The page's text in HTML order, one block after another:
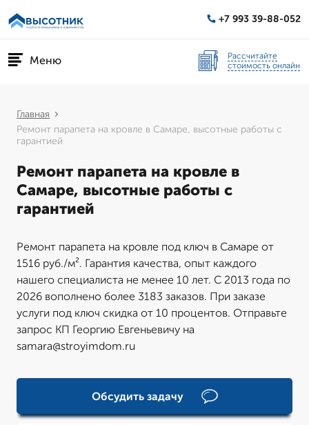
+7 993 39-88-052
Меню
Рассчитайте
стоимость онлайн
Главная
Ремонт парапета на кровле в Самаре, высотные работы с
гарантией
Ремонт парапета на кровле в
Самаре, высотные работы с
гарантией
Ремонт парапета на кровле под ключ в Самаре от
1516 руб./м². Гарантия качества, опыт каждого
нашего специалиста не менее 10 лет. С 2013 года по
2026 вополнено более 3183 заказов. При заказе
услуги под ключ скидка от 10 процентов. Отправьте
запрос КП Георгию Евгеньевичу на
samara@stroyimdom.ru
Обсудить задачу